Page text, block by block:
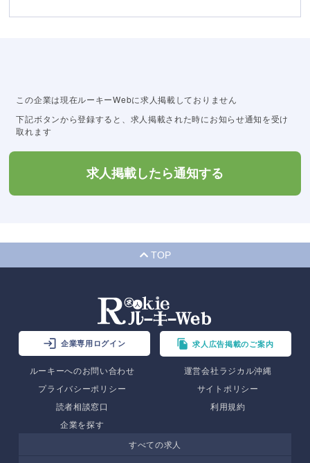
この企業は現在ルーキーWebに求人掲載しておりません
下記ボタンから登録すると、求人掲載された時にお知らせ通知を受け
取れます
求人掲載したら通知する
TOP
企業専用ログイン 求人広告掲載のご案内
ルーキーへのお問い合わせ
運営会社ラジカル沖縄
プライバシーポリシー
サイトポリシー
読者相談窓口
利用規約
企業を探す
すべての求人